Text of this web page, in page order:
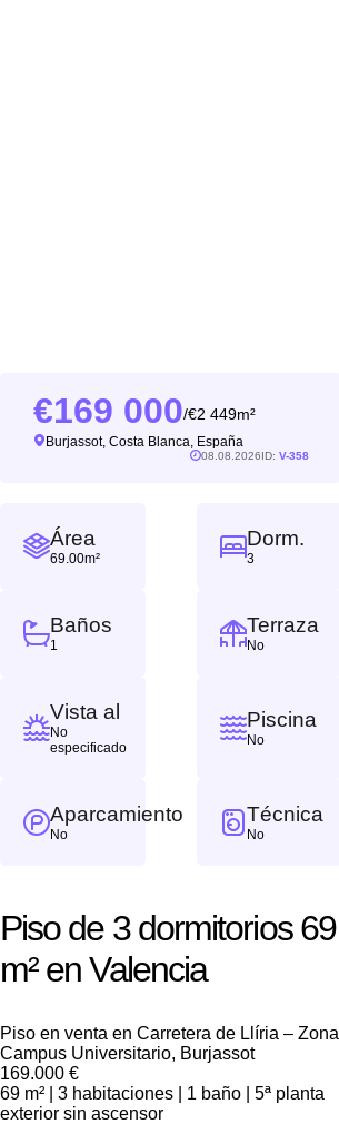
169 000/ 2 449m²
Burjassot, Costa Blanca, España
08.08.2026ID: V-358
Área
69.00m²
Dorm.
3
Baños
1
Terraza
No
Vista al
No
especificado
Piscina
No
Aparcamiento
No
Técnica
No
Piso de 3 dormitorios 69
m² en Valencia
Piso en venta en Carretera de Llíria – Zona
Campus Universitario, Burjassot
169.000 €
69 m² | 3 habitaciones | 1 baño | 5ª planta
exterior sin ascensor